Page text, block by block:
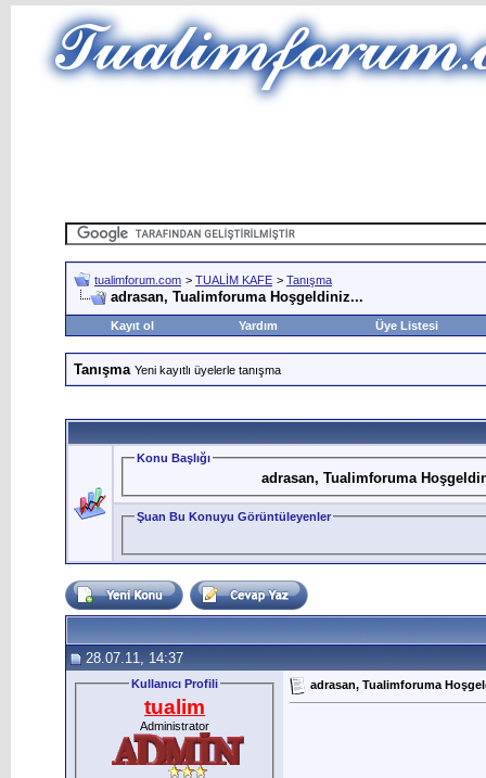
tualimforum.com > TUALİM KAFE > Tanışma
adrasan, Tualimforuma Hoşgeldiniz...
Kayıt ol Yardım Üye Listesi
Tanışma Yeni kayıtlı üyelerle tanışma
Konu Başlığı
adrasan, Tualimforuma
Şuan Bu Konuyu Görüntüleyenler
28.07.11, 14:37
Kullanıcı Profili
tualim
Administrator
adrasan, Tualimforuma